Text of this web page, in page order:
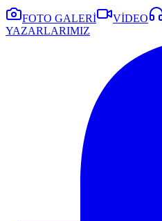
FOTO GALERİ VİDEO
YAZARLARIMIZ